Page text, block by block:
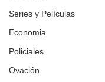
Series y Películas
Economia
Policiales
Ovación